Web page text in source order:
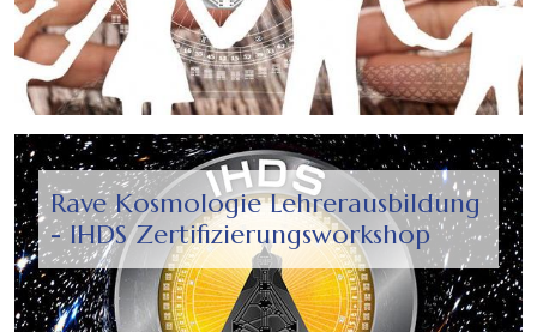
Rave Kosmologie Lehrerausbildung
- IHDS Zertifizierungsworkshop